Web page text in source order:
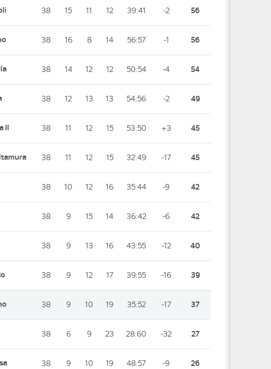
38 15 11 12 39:41 -2 56
38 16 8 14 56:57 -1 56
38 14 12 12 50:54 -4 54
38 12 13 13 54:56 -2 49
II 38 11 12 15 53:50 +3 45
38 11 12 15 32:49 -17 45
38 10 12 16 35:44 -9 42
38 9 15 14 36:42 -6 42
38 9 13 16 43:55 -12 40
38 9 12 17 39:55 -16 39
38 9 10 19 35:52 -17 37
38 6 9 23 28:60 -32 27
38 9 10 19 48:57 -9 26